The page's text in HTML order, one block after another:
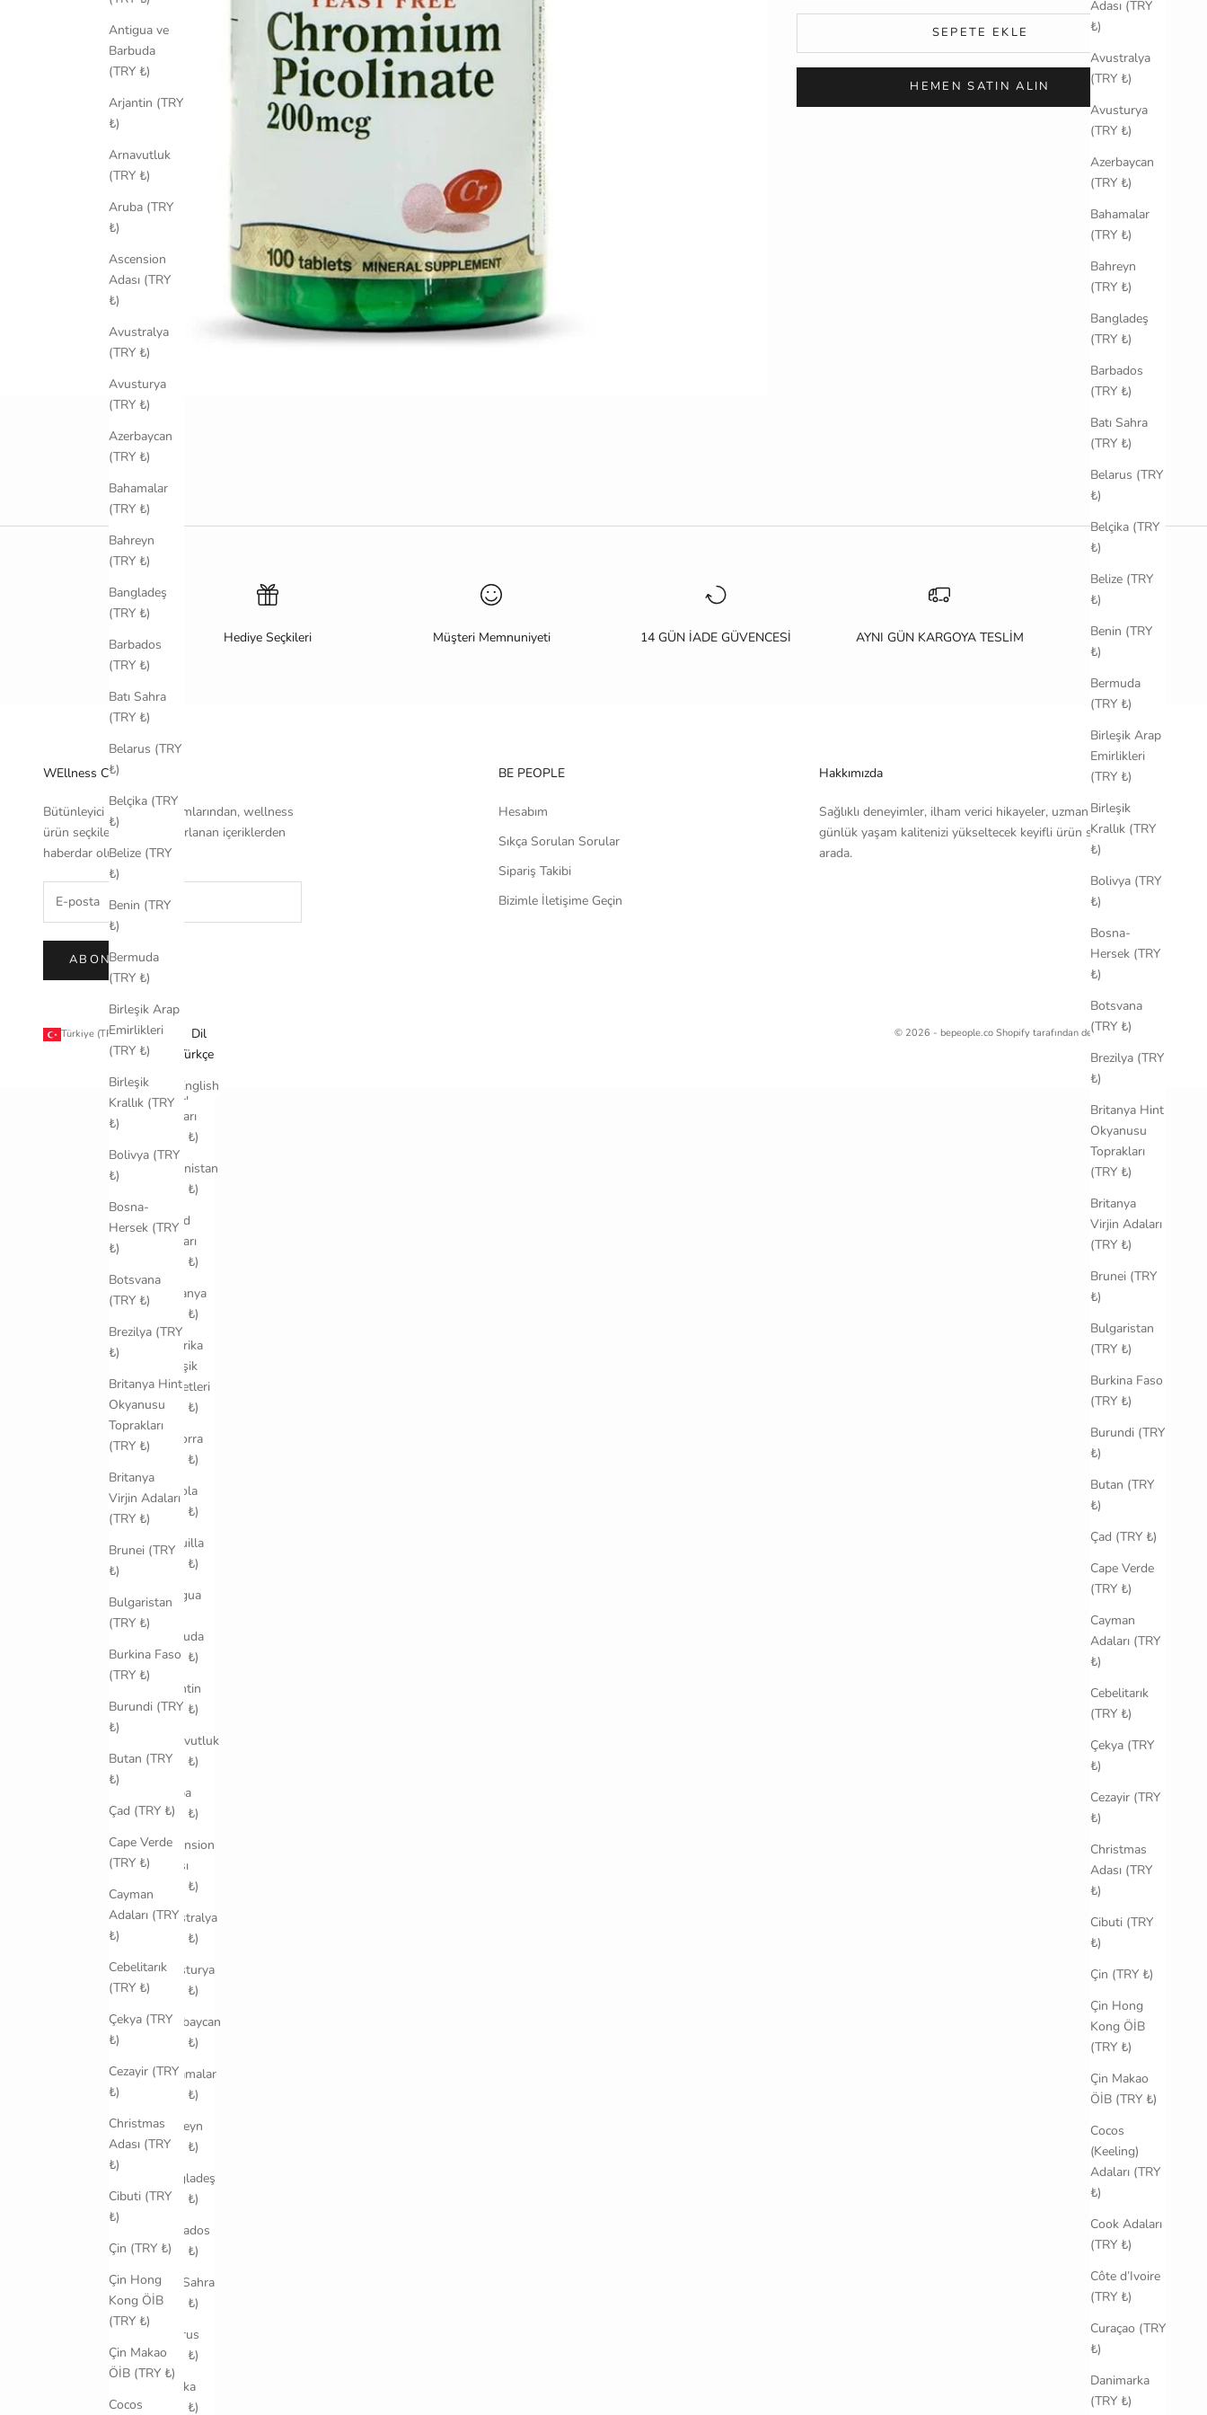
Adası (TRY
₺)
Avustralya
(TRY ₺)
Avusturya
(TRY ₺)
Azerbaycan
(TRY ₺)
Bahamalar
(TRY ₺)
Bahreyn
(TRY ₺)
Bangladeş
(TRY ₺)
Barbados
(TRY ₺)
Batı Sahra
(TRY ₺)
Belarus (TRY
₺)
Belçika (TRY
₺)
Belize (TRY
₺)
Benin (TRY
₺)
Bermuda
(TRY ₺)
Birleşik Arap
Emirlikleri
(TRY ₺)
Birleşik
Krallık (TRY
₺)
Bolivya (TRY
₺)
Bosna-
Hersek (TRY
₺)
Botsvana
(TRY ₺)
Brezilya (TRY
₺)
Britanya Hint
Okyanusu
Toprakları
(TRY ₺)
Britanya
Virjin Adaları
(TRY ₺)
Brunei (TRY
₺)
Bulgaristan
(TRY ₺)
Burkina Faso
(TRY ₺)
Burundi (TRY
₺)
Butan (TRY
₺)
Çad (TRY ₺)
Cape Verde
(TRY ₺)
Cayman
Adaları (TRY
₺)
Cebelitarık
(TRY ₺)
Çekya (TRY
₺)
Cezayir (TRY
₺)
Christmas
Adası (TRY
₺)
Cibuti (TRY
₺)
Çin (TRY ₺)
Çin Hong
Kong ÖİB
(TRY ₺)
Çin Makao
ÖİB (TRY ₺)
Cocos
(Keeling)
Adaları (TRY
₺)
Cook Adaları
(TRY ₺)
Côte d’Ivoire
(TRY ₺)
Curaçao (TRY
₺)
Danimarka
(TRY ₺)
Antigua ve
Barbuda
(TRY ₺)
Arjantin (TRY
₺)
Arnavutluk
(TRY ₺)
Aruba (TRY
₺)
Ascension
Adası (TRY
₺)
Avustralya
(TRY ₺)
Avusturya
(TRY ₺)
Azerbaycan
(TRY ₺)
Bahamalar
(TRY ₺)
Bahreyn
(TRY ₺)
Bangladeş
(TRY ₺)
Barbados
(TRY ₺)
Batı Sahra
(TRY ₺)
Belarus (TRY
₺)
Belçika (TRY
₺)
Belize (TRY
₺)
Benin (TRY
₺)
Bermuda
(TRY ₺)
Birleşik Arap
Emirlikleri
(TRY ₺)
Birleşik
Krallık (TRY
₺)
Bolivya (TRY
₺)
Bosna-
Hersek (TRY
₺)
Botsvana
(TRY ₺)
Brezilya (TRY
₺)
Britanya Hint
Okyanusu
Toprakları
(TRY ₺)
Britanya
Virjin Adaları
(TRY ₺)
Brunei (TRY
₺)
Bulgaristan
(TRY ₺)
Burkina Faso
(TRY ₺)
Burundi (TRY
₺)
Butan (TRY
₺)
Çad (TRY ₺)
Cape Verde
(TRY ₺)
Cayman
Adaları (TRY
₺)
Cebelitarık
(TRY ₺)
Çekya (TRY
₺)
Cezayir (TRY
₺)
Christmas
Adası (TRY
₺)
Cibuti (TRY
₺)
Çin (TRY ₺)
Çin Hong
Kong ÖİB
(TRY ₺)
Çin Makao
ÖİB (TRY ₺)
Cocos
SEPETE EKLE
HEMEN SATIN ALIN
Hediye Seçkileri Müşteri Memnuniyeti 14 GÜN İADE GÜVENCESİ AYNI GÜN KARGOYA TESLİM
WEllness Communıty
Bütünleyici sağlık yaklaşımlarından, wellness
ürün seçkileriyle özel hazırlanan içeriklerden
haberdar olun.
ABONE OL
BE PEOPLE
Hesabım
Sıkça Sorulan Sorular
Sipariş Takibi
Bizimle İletişime Geçin
Hakkımızda
Sağlıklı deneyimler, ilham verici hikayeler, uzman tavsiyeleri ve
günlük yaşam kalitenizi yükseltecek keyifli ürün seçkileri bir
arada.
Türkiye (TRY ₺)
Harici
Adaları
(TRY ₺)
Afganistan
(TRY ₺)
Åland
Adaları
(TRY ₺)
Almanya
(TRY ₺)
Amerika
Birleşik
Devletleri
(TRY ₺)
Andorra
(TRY ₺)
Angola
(TRY ₺)
Anguilla
(TRY ₺)
Antigua
Barbuda
(TRY ₺)
Arjantin
(TRY ₺)
Arnavutluk
(TRY ₺)
Aruba
(TRY ₺)
Ascension
Adası
(TRY ₺)
Avustralya
(TRY ₺)
Avusturya
(TRY ₺)
Azerbaycan
(TRY ₺)
Bahamalar
(TRY ₺)
Bahreyn
(TRY ₺)
Bangladeş
(TRY ₺)
Barbados
(TRY ₺)
Batı Sahra
(TRY ₺)
Belarus
(TRY ₺)
Belçika
(TRY ₺)
Türkçe
Dil
Türkçe
English
© 2026 - bepeople.co Shopify tarafından desteklenmektedir